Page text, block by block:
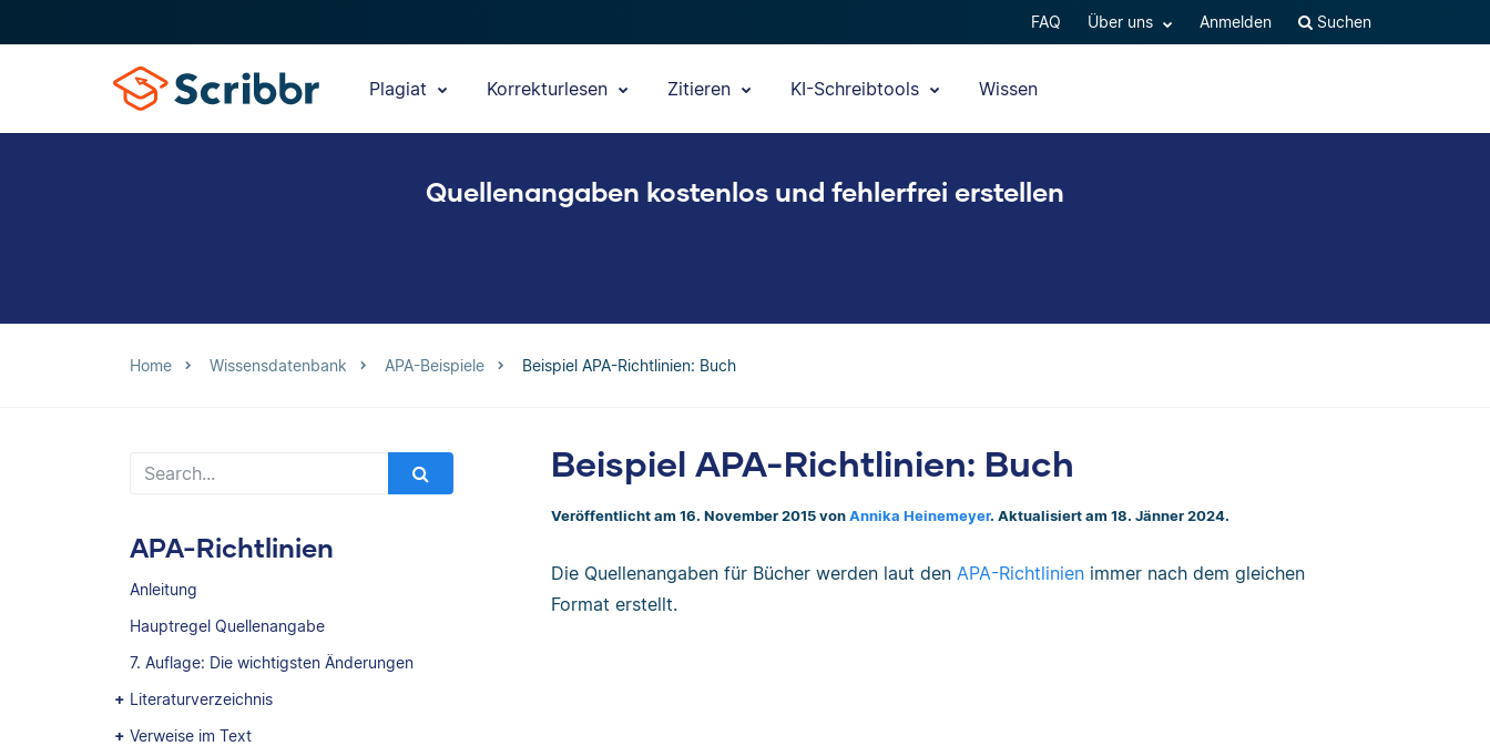
FAQ Über uns Anmelden Suchen
Plagiat Korrekturlesen Zitieren KI-Schreibtools Wissen
Quellenangaben kostenlos und fehlerfrei erstellen
Home Wissensdatenbank APA-Beispiele Beispiel APA-Richtlinien: Buch
APA-Richtlinien
Anleitung
Hauptregel Quellenangabe
7. Auflage: Die wichtigsten Änderungen
Literaturverzeichnis
Verweise im Text
Beispiel APA-Richtlinien: Buch
Veröffentlicht am 16. November 2015 von Annika Heinemeyer. Aktualisiert am 18. Jänner 2024.
Die Quellenangaben für Bücher werden laut den APA-Richtlinien immer nach dem gleichen
Format erstellt.